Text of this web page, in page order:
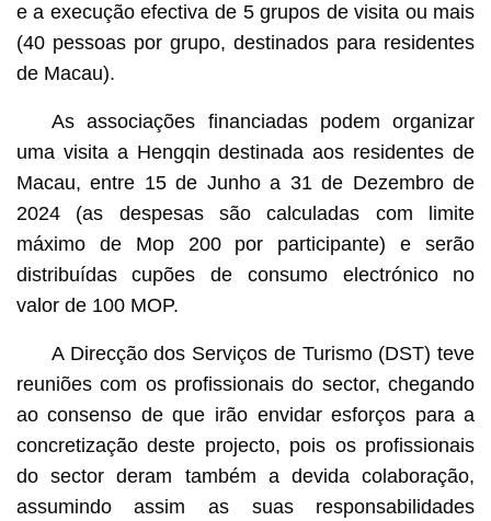
e a execução efectiva de 5 grupos de visita ou mais
(40 pessoas por grupo, destinados para residentes
de Macau).
As associações financiadas podem organizar
uma visita a Hengqin destinada aos residentes de
Macau, entre 15 de Junho a 31 de Dezembro de
2024 (as despesas são calculadas com limite
máximo de Mop 200 por participante) e serão
distribuídas cupões de consumo electrónico no
valor de 100 MOP.
A Direcção dos Serviços de Turismo (DST) teve
reuniões com os profissionais do sector, chegando
ao consenso de que irão envidar esforços para a
concretização deste projecto, pois os profissionais
do sector deram também a devida colaboração,
assumindo assim as suas responsabilidades